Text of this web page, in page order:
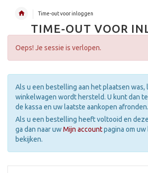
Time-out voor inloggen
TIME-OUT VOOR
Oeps! Je sessie is verlopen.
Als u een bestelling aan het plaatsen was,
winkelwagen wordt hersteld. U kunt dan
de kassa en uw laatste aankopen afronden.
Als u een bestelling heeft voltooid en
ga dan naar uwMijn accountpagina om
bekijken.